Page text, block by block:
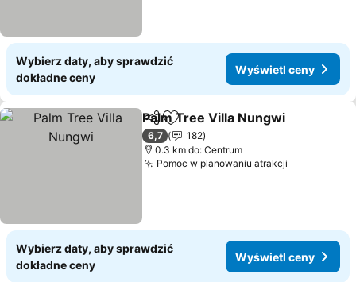
Wybierz daty, aby sprawdzić
dokładne ceny
Wyświetl ceny
Udostępnij
Dodaj do ulubionych
Palm Tree Villa Nungwi
6,7
182
0.3 km do: Centrum
Pomoc w planowaniu atrakcji
Wybierz daty, aby sprawdzić
dokładne ceny
Wyświetl ceny